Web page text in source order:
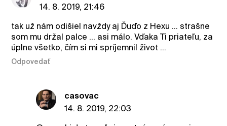
14. 8. 2019, 21:46
tak už nám odišiel navždy aj Ďuďo z Hexu ... strašne
som mu držal palce ... asi málo. Vďaka Ti priateľu, za
úplne všetko, čím si mi spríjemnil život ...
Odpovedať
casovac
14. 8. 2019, 22:03